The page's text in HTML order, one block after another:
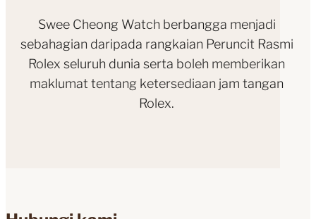
Swee Cheong Watch berbangga menjadi
sebahagian daripada rangkaian Peruncit Rasmi
Rolex seluruh dunia serta boleh memberikan
maklumat tentang ketersediaan jam tangan
Rolex.